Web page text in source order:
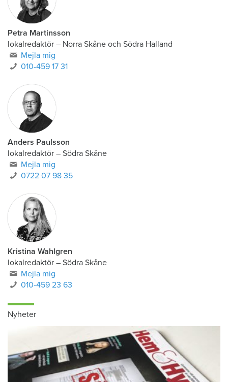
Petra Martinsson
lokalredaktör – Norra Skåne och Södra Halland
Mejla mig
010-459 17 31
Anders Paulsson
lokalredaktör – Södra Skåne
Mejla mig
0722 07 98 35
Kristina Wahlgren
lokalredaktör – Södra Skåne
Mejla mig
010-459 23 63
Nyheter